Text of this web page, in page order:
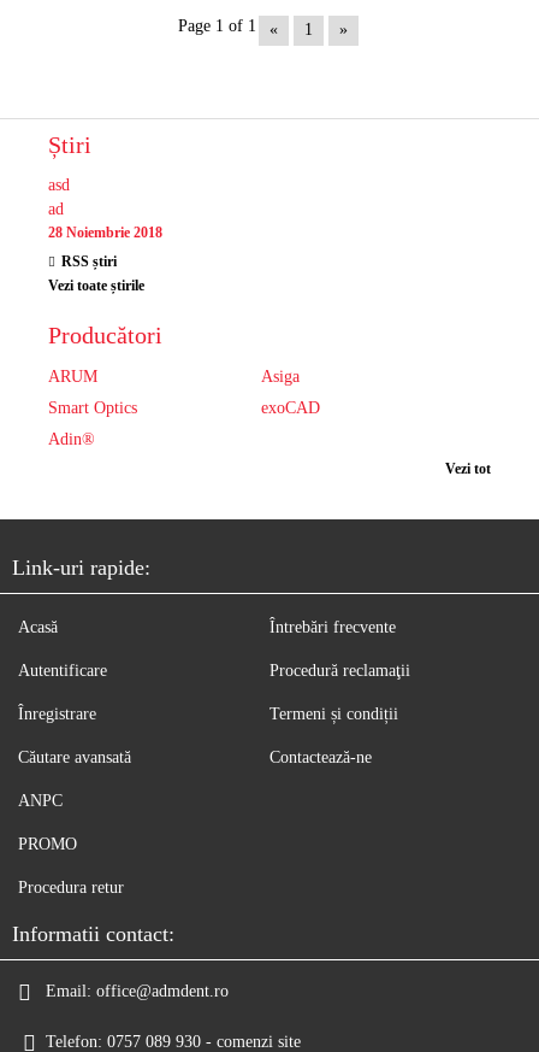
Page 1 of 1 « 1 »
Știri
asd
ad
28 Noiembrie 2018
RSS știri
Vezi toate știrile
Producători
ARUM
Asiga
Smart Optics
exoCAD
Adin®
Vezi tot
Link-uri rapide:
Acasă
Autentificare
Înregistrare
Căutare avansată
Întrebări frecvente
Procedură reclamaţii
Termeni și condiții
Contactează-ne
ANPC
PROMO
Procedura retur
Informatii contact:
Email: office@admdent.ro
Telefon: 0757 089 930 - comenzi site